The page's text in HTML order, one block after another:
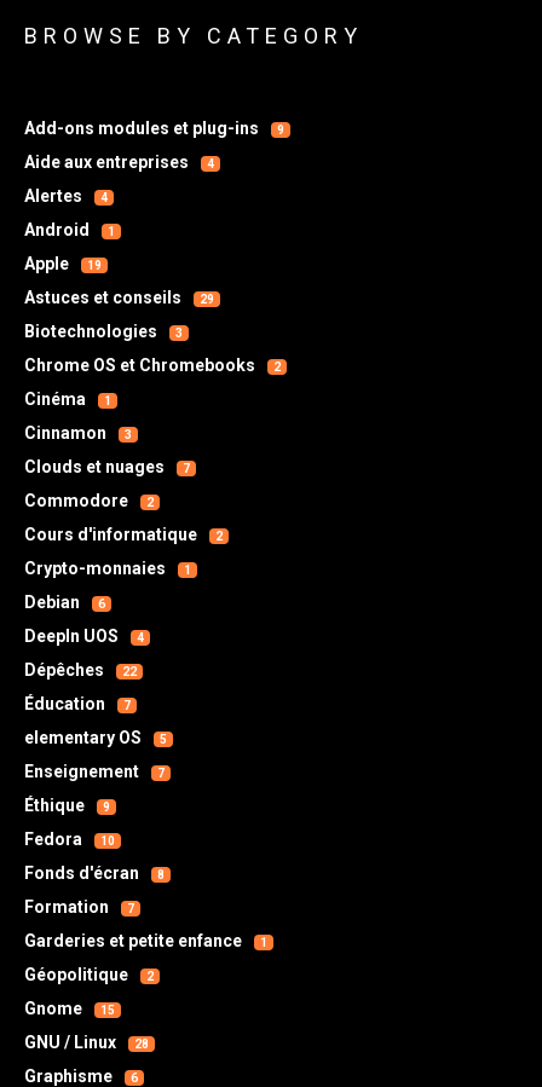
BROWSE BY CATEGORY
Add-ons modules et plug-ins 9
Aide aux entreprises 4
Alertes 4
Android 1
Apple 19
Astuces et conseils 29
Biotechnologies 3
Chrome OS et Chromebooks 2
Cinéma 1
Cinnamon 3
Clouds et nuages 7
Commodore 2
Cours d'informatique 2
Crypto-monnaies 1
Debian 6
DeepIn UOS 4
Dépêches 22
Éducation 7
elementary OS 5
Enseignement 7
Éthique 9
Fedora 10
Fonds d'écran 8
Formation 7
Garderies et petite enfance 1
Géopolitique 2
Gnome 15
GNU / Linux 28
Graphisme 6